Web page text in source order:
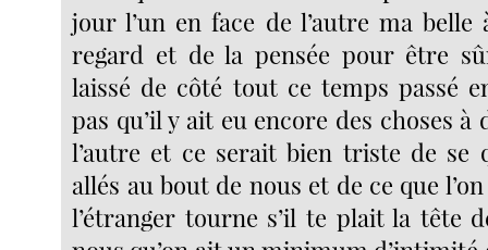
jour l’un en face de l’autre ma
regard et de la pensée pour être
laissé de côté tout ce temps passé
pas qu’il y ait eu encore des choses à
l’autre et ce serait bien triste de se
allés au bout de nous et de ce que
l’étranger tourne s’il te plait la tête